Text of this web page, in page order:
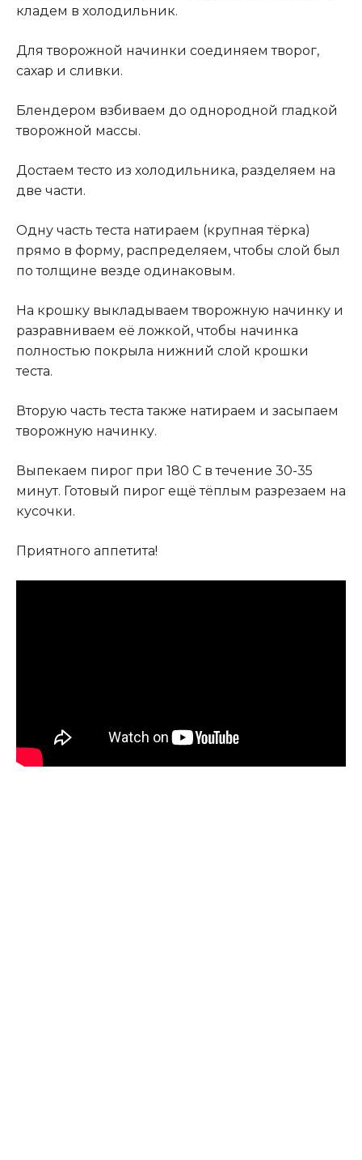
кладем в холодильник.
Для творожной начинки соединяем творог,
сахар и сливки.
Блендером взбиваем до однородной гладкой
творожной массы.
Достаем тесто из холодильника, разделяем на
две части.
Одну часть теста натираем (крупная тёрка)
прямо в форму, распределяем, чтобы слой был
по толщине везде одинаковым.
На крошку выкладываем творожную начинку и
разравниваем её ложкой, чтобы начинка
полностью покрыла нижний слой крошки
теста.
Вторую часть теста также натираем и засыпаем
творожную начинку.
Выпекаем пирог при 180 С в течение 30-35
минут. Готовый пирог ещё тёплым разрезаем на
кусочки.
Приятного аппетита!